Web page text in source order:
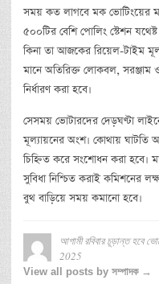
সময় কত লাগবে মক ভোটিংয়ের
৫০০টির বেশি পোলিং স্টেশন
কিনা তা আজকের রিয়েল-টাইম
মানে অতিরিক্ত লোকবল, সরঞ্জাম
নির্ধারণ করা হবে।
সেসময় ভোটারদের দেড়ঘণ্টা
মূল্যায়নের অংশ। কোথায়
চিহ্নিত করে সংশোধন করা হবে।
সুবিধা নিশ্চিত করাই কমিশনের
বুথ বাড়িয়ে সময় কমানো হবে।
আগামী রবিবার চূড়ান্ত হবে
2025
View all posts by সম্পাদক →